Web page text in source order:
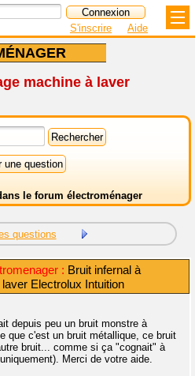
S'inscrire Aide
machine à laver
le forum électroménager
questions
: Bruit infernal à
Electrolux Intuition
depuis peu un bruit monstre à
que c'est un bruit métallique, ce bruit
bruit... comme si ça "cognait" à
Merci de votre aide.